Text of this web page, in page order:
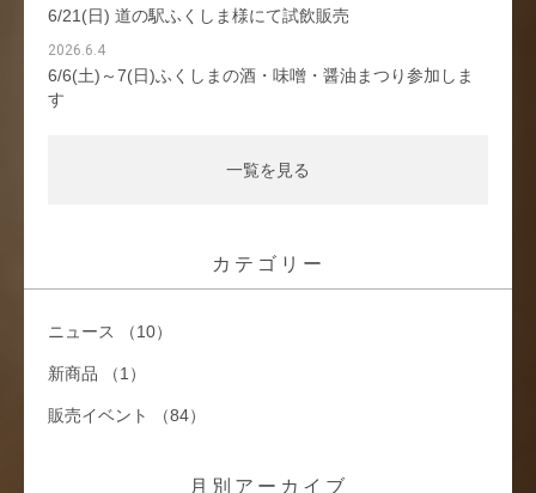
6/21(日) 道の駅ふくしま様にて試飲販売
2026.6.4
6/6(土)～7(日)ふくしまの酒・味噌・醤油まつり参加しま
す
一覧を見る
カテゴリー
ニュース （10）
新商品 （1）
販売イベント （84）
月別アーカイブ